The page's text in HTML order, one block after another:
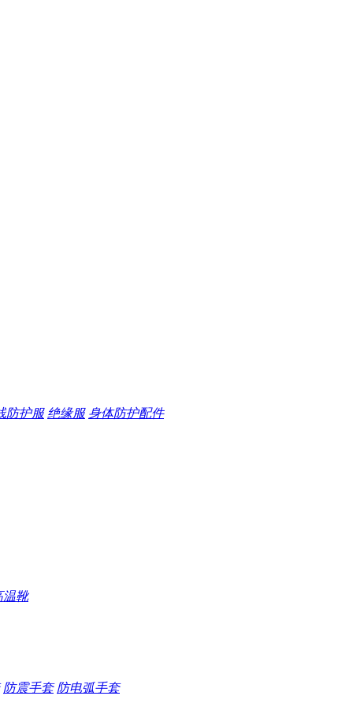
防护服 绝缘服 身体防护配件
温靴
防震手套 防电弧手套